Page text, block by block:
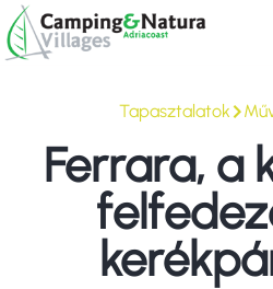
Skip
to
content
Minden kemping
Comacchio
Florenz Open Air Resort
Ravenna
TAPASZTALATOK
Témaparkok
Sport és kikapcsolódás
A NYARALÁSOD
Fenntartható ünnepek
Browse:
Tapasztalatok
Ferrara, a